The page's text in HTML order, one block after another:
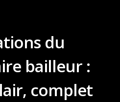
du
bailleur :
complet